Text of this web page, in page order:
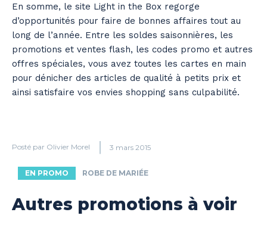
En somme, le site Light in the Box regorge
d’opportunités pour faire de bonnes affaires tout au
long de l’année. Entre les soldes saisonnières, les
promotions et ventes flash, les codes promo et autres
offres spéciales, vous avez toutes les cartes en main
pour dénicher des articles de qualité à petits prix et
ainsi satisfaire vos envies shopping sans culpabilité.
Posté par Olivier Morel 3 mars 2015
EN PROMO ROBE DE MARIÉE
Autres promotions à voir